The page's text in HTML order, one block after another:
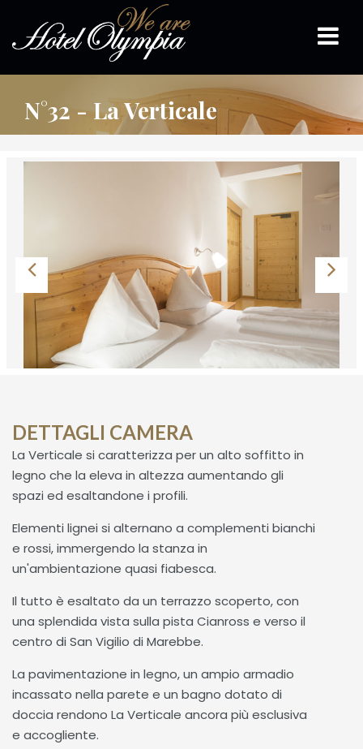
N°32 - La Verticale
DETTAGLI CAMERA
La Verticale si caratterizza per un alto soffitto in
legno che la eleva in altezza aumentando gli
spazi ed esaltandone i profili.
Elementi lignei si alternano a complementi bianchi
e rossi, immergendo la stanza in
un'ambientazione quasi fiabesca.
Il tutto è esaltato da un terrazzo scoperto, con
una splendida vista sulla pista Cianross e verso il
centro di San Vigilio di Marebbe.
La pavimentazione in legno, un ampio armadio
incassato nella parete e un bagno dotato di
doccia rendono La Verticale ancora più esclusiva
e accogliente.